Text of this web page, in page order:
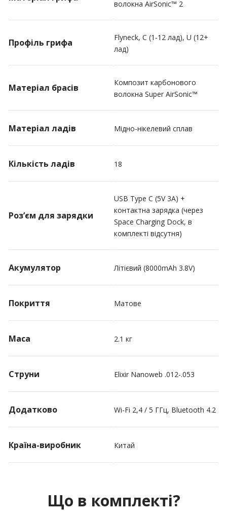
волокна AirSonic™ 2
Профіль грифа
Flyneck, C (1-12 лад), U (12+
лад)
Матеріал брасів
Композит карбонового
волокна Super AirSonic™
Матеріал ладів Мідно-нікелевий сплав
Кількість ладів 18
Роз’єм для зарядки
USB Type C (5V 3A) +
контактна зарядка (через
Space Charging Dock, в
комплекті відсутня)
Акумулятор Літієвий (8000mAh 3.8V)
Покриття Матове
Маса 2.1 кг
Струни Elixir Nanoweb .012-.053
Додатково Wi-Fi 2,4 / 5 ГГц, Bluetooth 4.2
Країна-виробник Китай
Що в комплекті?